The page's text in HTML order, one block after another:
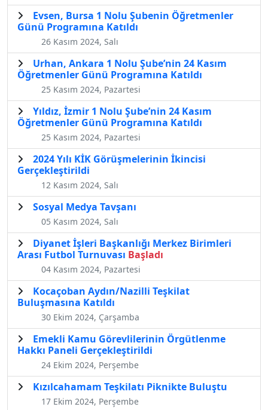
Evsen, Bursa 1 Nolu Şubenin Öğretmenler
Günü Programına Katıldı
26 Kasım 2024, Salı
Urhan, Ankara 1 Nolu Şube’nin 24 Kasım
Öğretmenler Günü Programına Katıldı
25 Kasım 2024, Pazartesi
Yıldız, İzmir 1 Nolu Şube’nin 24 Kasım
Öğretmenler Günü Programına Katıldı
25 Kasım 2024, Pazartesi
2024 Yılı KİK Görüşmelerinin İkincisi
Gerçekleştirildi
12 Kasım 2024, Salı
Sosyal Medya Tavşanı
05 Kasım 2024, Salı
Diyanet İşleri Başkanlığı Merkez Birimleri
Arası Futbol Turnuvası Başladı
04 Kasım 2024, Pazartesi
Kocaçoban Aydın/Nazilli Teşkilat
Buluşmasına Katıldı
30 Ekim 2024, Çarşamba
Emekli Kamu Görevlilerinin Örgütlenme
Hakkı Paneli Gerçekleştirildi
24 Ekim 2024, Perşembe
Kızılcahamam Teşkilatı Piknikte Buluştu
17 Ekim 2024, Perşembe